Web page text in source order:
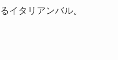
イタリアンバル。